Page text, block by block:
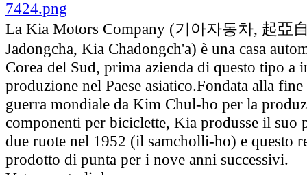
La Kia Motors Company (기아자동차, 起亞
Jadongcha, Kia Chadongch'a) è una casa
Corea del Sud, prima azienda di questo tipo a
produzione nel Paese asiatico.Fondata alla fine
guerra mondiale da Kim Chul-ho per la
componenti per biciclette, Kia produsse il suo
due ruote nel 1952 (il samcholli-ho) e questo
prodotto di punta per i nove anni successivi.